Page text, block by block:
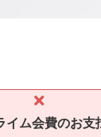
イム会費のお支